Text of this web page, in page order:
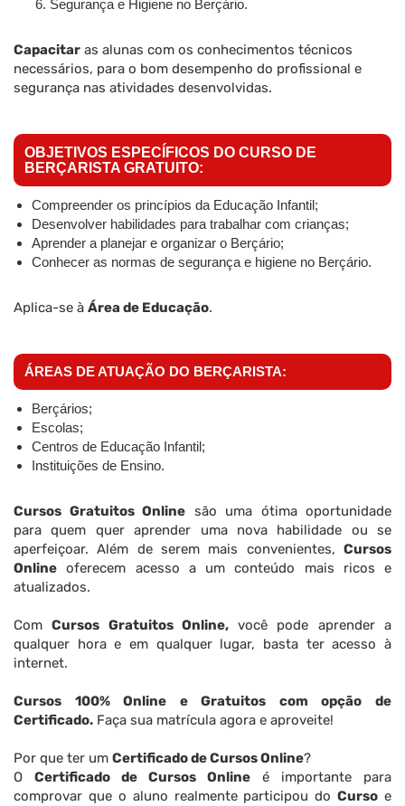
Segurança e Higiene no Berçário.
Capacitar as alunas com os conhecimentos técnicos
necessários, para o bom desempenho do profissional e
segurança nas atividades desenvolvidas.
OBJETIVOS ESPECÍFICOS DO CURSO DE
BERÇARISTA GRATUITO:
Compreender os princípios da Educação Infantil;
Desenvolver habilidades para trabalhar com crianças;
Aprender a planejar e organizar o Berçário;
Conhecer as normas de segurança e higiene no Berçário.
Aplica-se à Área de Educação.
ÁREAS DE ATUAÇÃO DO BERÇARISTA:
Berçários;
Escolas;
Centros de Educação Infantil;
Instituições de Ensino.
Cursos Gratuitos Online são uma ótima oportunidade
para quem quer aprender uma nova habilidade ou se
aperfeiçoar. Além de serem mais convenientes, Cursos
Online oferecem acesso a um conteúdo mais ricos e
atualizados.
ComCursos Gratuitos Online,você pode aprender a
qualquer hora e em qualquer lugar, basta ter acesso à
internet.
Cursos 100% Online e Gratuitos com opção de
Certificado. Faça sua matrícula agora e aproveite!
Por que ter um Certificado de Cursos Online?
O Certificado de Cursos Online é importante para
comprovar que o aluno realmente participou doCurso e